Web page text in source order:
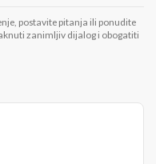
postavite pitanja ili ponudite
zanimljiv dijalog i obogatiti